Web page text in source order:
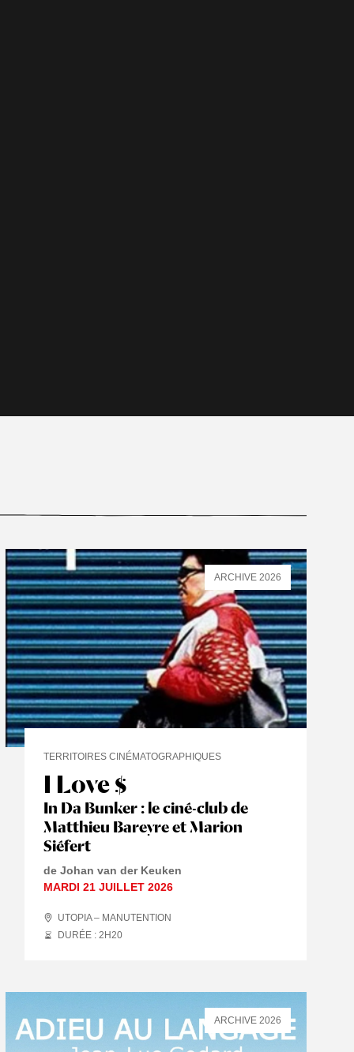
I Love $
In Da Bunker : le ciné-club de
Matthieu Bareyre et Marion
Siéfert
TERRITOIRES CINÉMATOGRAPHIQUES
de Johan van der Keuken
MARDI 21 JUILLET 2026
UTOPIA – MANUTENTION
DURÉE : 2 H20
ARCHIVE 2026
ARCHIVE 2026